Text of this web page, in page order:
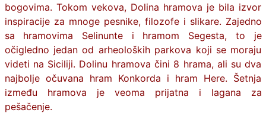
bogovima. Tokom vekova, Dolina hramova je bila izvor
inspiracije za mnoge pesnike, filozofe i slikare. Zajedno
sa hramovima Selinunte i hramom Segesta, to je
očigledno jedan od arheoloških parkova koji se moraju
videti na Siciliji. Dolinu hramova čini 8 hrama, ali su dva
najbolje očuvana hram Konkorda i hram Here. Šetnja
između hramova je veoma prijatna i lagana za
pešačenje.